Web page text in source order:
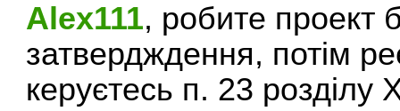
Alex111, робите проект
затвердждення, потім
керуєтесь п. 23